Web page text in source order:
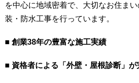
を中心に地域密着で、大切なお住ま
装・防水工事を行っています。
■ 創業38年の豊富な施工実績
■ 資格者による「外壁・屋根診断」が